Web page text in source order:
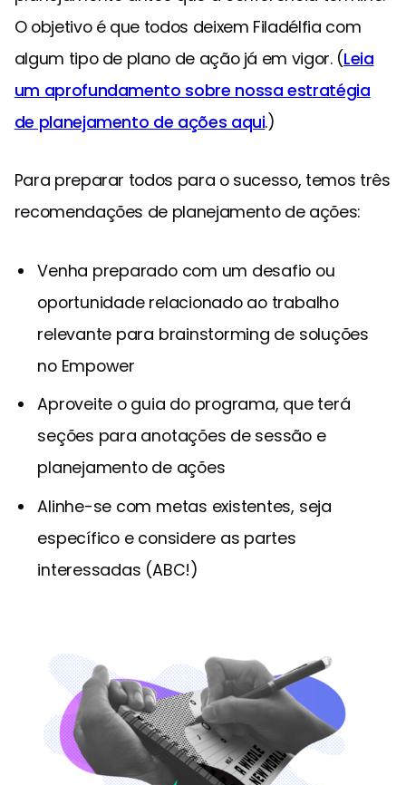
O objetivo é que todos deixem Filadélfia com
algum tipo de plano de ação já em vigor. (Leia
um aprofundamento sobre nossa estratégia
de planejamento de ações aqui.)
Para preparar todos para o sucesso, temos três
recomendações de planejamento de ações:
Venha preparado com um desafio ou
oportunidade relacionado ao trabalho
relevante para brainstorming de soluções
no Empower
Aproveite o guia do programa, que terá
seções para anotações de sessão e
planejamento de ações
Alinhe-se com metas existentes, seja
específico e considere as partes
interessadas (ABC!)